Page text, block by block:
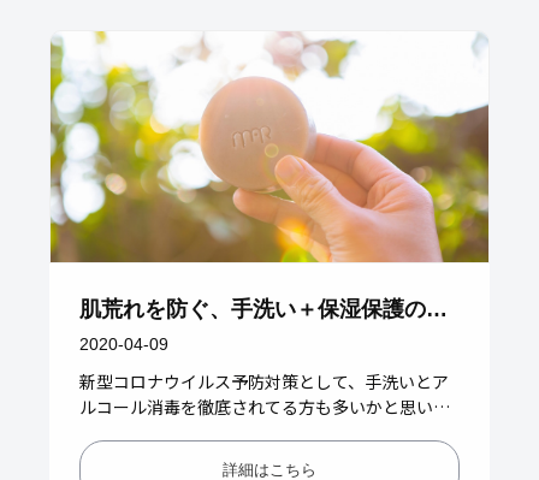
肌荒れを防ぐ、手洗い＋保湿保護のす
すめ
2020-04-09
新型コロナウイルス予防対策として、手洗いとア
ルコール消毒を徹底されてる方も多いかと思いま
効な手段です。しかし、手荒れ…
詳細はこちら